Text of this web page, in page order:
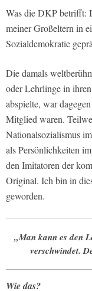
Was die DKP betrifft:
meiner Großeltern in
Sozialdemokratie
Die damals
oder Lehrlinge in
abspielte, war
Mitglied waren.
Nationalsozialismus
als Persönlichkeiten
den Imitatoren der
Original. Ich bin in
geworden.
„Man kann es den
verschwindet.
Wie das?